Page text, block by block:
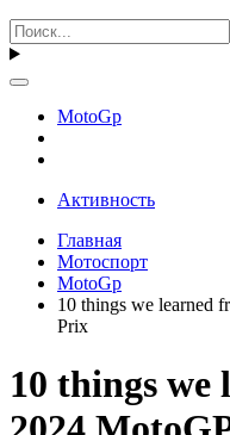
MotoGp
Активность
Главная
Мотоспорт
MotoGp
10 things we learned
Prix
10 things we